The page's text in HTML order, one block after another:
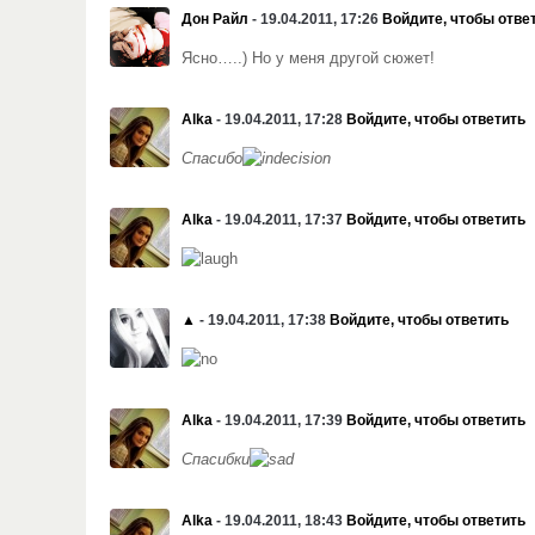
Дон Райл - 19.04.2011, 17:26 Войдите, чтобы
Ясно…..) Но у меня другой сюжет!
Alka - 19.04.2011, 17:28 Войдите, чтобы ответить
Спасибо
Alka - 19.04.2011, 17:37 Войдите, чтобы ответить
▲ - 19.04.2011, 17:38 Войдите, чтобы ответить
Alka - 19.04.2011, 17:39 Войдите, чтобы ответить
Спасибки
Alka - 19.04.2011, 18:43 Войдите, чтобы ответить